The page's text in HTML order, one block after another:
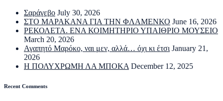
Σαράγεβο July 30, 2026
ΣΤΟ ΜΑΡΑΚΑΝΑ ΓΙΑ ΤΗΝ ΦΛΑΜΕΝΚΟ June 16, 2026
ΡΕΚΟΛΕΤΑ. ΕΝΑ ΚΟΙΜΗΤΗΡΙΟ ΥΠΑΙΘΡΙΟ ΜΟΥΣΕΙΟ
March 20, 2026
Αγαπητό Μαρόκο, ναι μεν, αλλά… όχι κι έτσι January 21,
2026
Η ΠΟΛΥΧΡΩΜΗ ΛΑ ΜΠΟΚΑ December 12, 2025
Recent Comments